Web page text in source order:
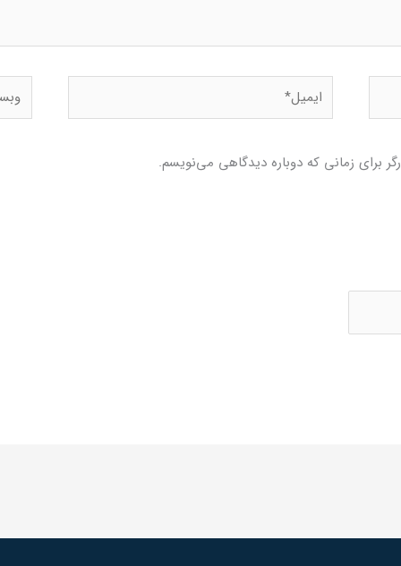
ایمیل*
برای زمانی که دوباره دیدگاهی می‌نویسم.